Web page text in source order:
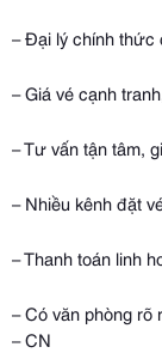
– Đại lý chính thức
– Giá vé cạnh
– Tư vấn tận tâm,
– Nhiều kênh đặt
– Thanh toán linh
– Có văn phòng rõ
– CN